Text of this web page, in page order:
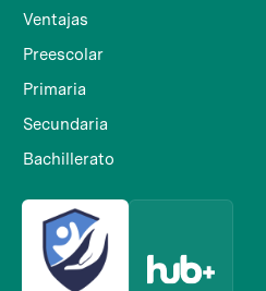
Ventajas
Preescolar
Primaria
Secundaria
Bachillerato